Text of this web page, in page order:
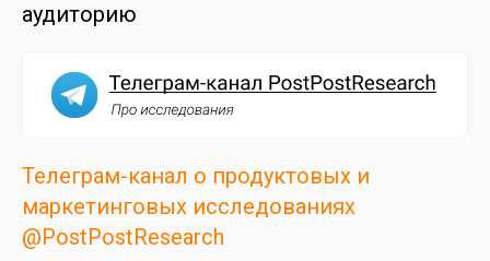
аудиторию
Телеграм-канал о продуктовых и
маркетинговых исследованиях
@PostPostResearch